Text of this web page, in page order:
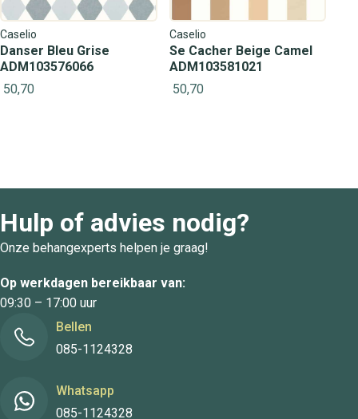
Caselio
Danser Bleu Grise
ADM103576066
50,70
Caselio
Se Cacher Beige Camel
ADM103581021
50,70
Hulp of advies nodig?
Onze behangexperts helpen je graag!
Op werkdagen bereikbaar van:
09:30 – 17:00 uur
Bellen
085-1124328
Whatsapp
085-1124328